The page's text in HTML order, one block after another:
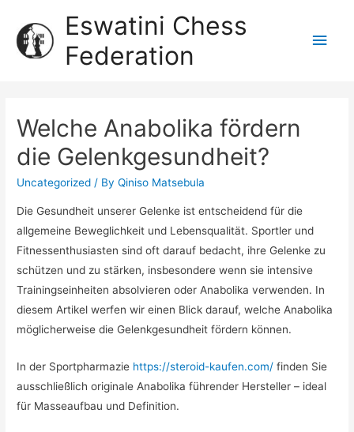
Eswatini Chess
Federation
Welche Anabolika fördern
die Gelenkgesundheit?
Uncategorized / ByQiniso Matsebula
Die Gesundheit unserer Gelenke ist entscheidend für die
allgemeine Beweglichkeit und Lebensqualität. Sportler und
Fitnessenthusiasten sind oft darauf bedacht, ihre Gelenke zu
schützen und zu stärken, insbesondere wenn sie intensive
Trainingseinheiten absolvieren oder Anabolika verwenden. In
diesem Artikel werfen wir einen Blick darauf, welche Anabolika
möglicherweise die Gelenkgesundheit fördern können.
In der Sportpharmazie https://steroid-kaufen.com/ finden Sie
ausschließlich originale Anabolika führender Hersteller – ideal
für Masseaufbau und Definition.